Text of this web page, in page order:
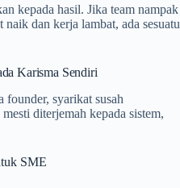
kepada hasil. Jika team nampak
dan kerja lambat, ada sesuatu
Karisma Sendiri
founder, syarikat susah
diterjemah kepada sistem,
SME